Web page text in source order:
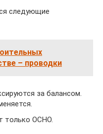
следующие
– проводки
за балансом.
только ОСНО.